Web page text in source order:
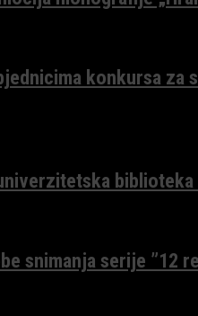
konkursa za
snimanja serije ”12